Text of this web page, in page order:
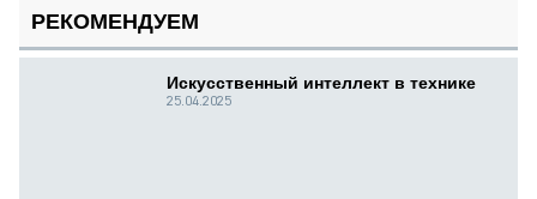
РЕКОМЕНДУЕМ
Искусственный интеллект в технике
25.04.2025